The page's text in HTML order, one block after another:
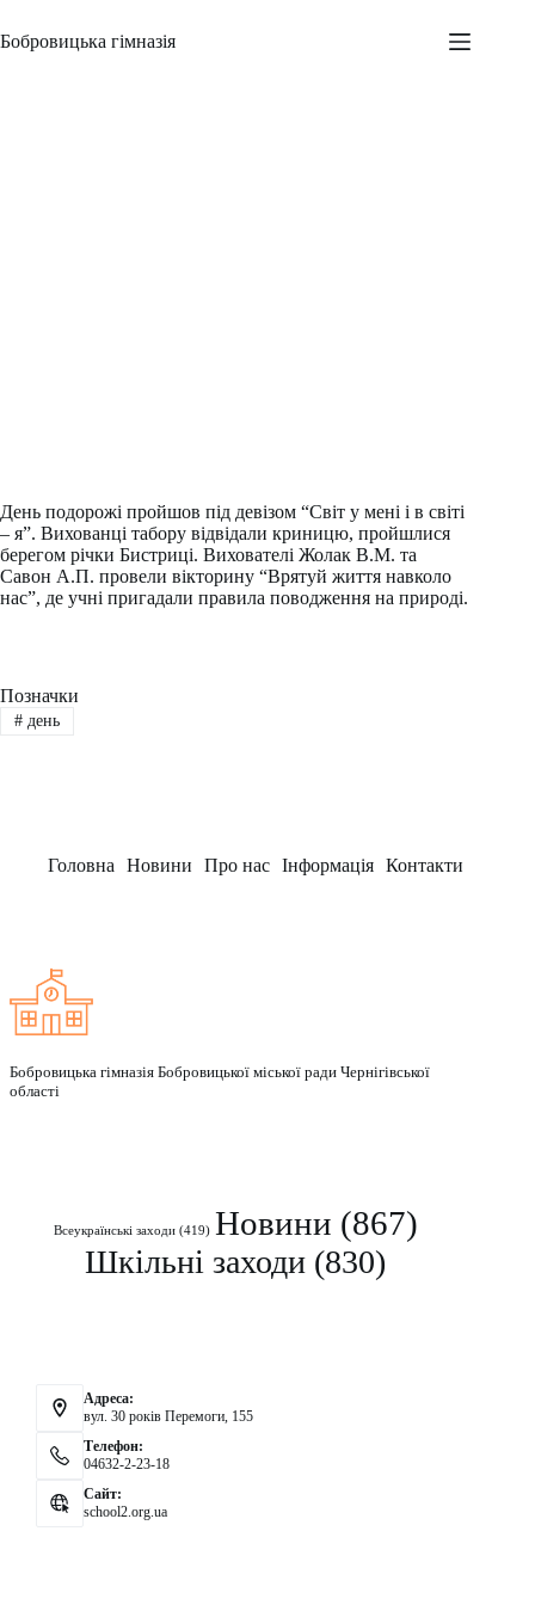
до
вмісту
Бобровицька гімназія
День подорожі пройшов під девізом “Світ у мені і в світі
– я”. Вихованці табору відвідали криницю, пройшлися
берегом річки Бистриці. Вихователі Жолак В.М. та
Савон А.П. провели вікторину “Врятуй життя навколо
нас”, де учні пригадали правила поводження на природі.
Позначки
#день
Головна Новини Про нас Інформація Контакти
Бобровицька гімназія Бобровицької міської ради Чернігівської
області
Всеукраїнські заходи(419) Новини (867)
Шкільні заходи (830)
Адреса:
вул. 30 років Перемоги, 155
Телефон:
04632-2-23-18
Сайт:
school2.org.ua